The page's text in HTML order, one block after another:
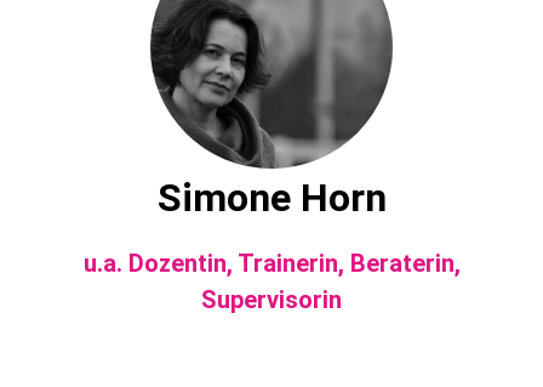
Simone Horn
u.a. Dozentin, Trainerin, Beraterin,
Supervisorin